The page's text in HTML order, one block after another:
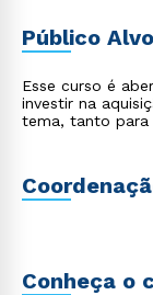
Público Alvo
Esse curso é
investir na
tema, tanto para
Conheça o